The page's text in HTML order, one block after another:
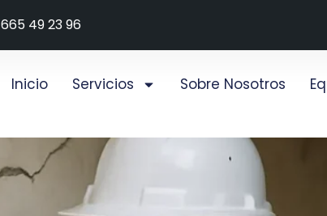
665 49 23 96
Inicio Servicios Sobre Nosotros